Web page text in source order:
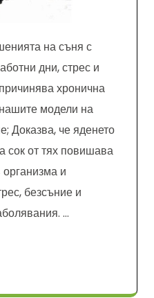
на съня с
дни, стрес и
хронична
модели на
Доказва, че яденето
сок от тях повишава
и
безсъние и
…